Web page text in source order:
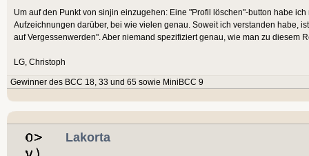
Um auf den Punkt von sinjin einzugehen: Eine "Profil löschen"-button habe
Aufzeichnungen darüber, bei wie vielen genau. Soweit ich verstanden habe,
auf Vergessenwerden". Aber niemand spezifiziert genau, wie man zu diesem
LG, Christoph
Gewinner des BCC 18, 33 und 65 sowie MiniBCC 9
Lakorta